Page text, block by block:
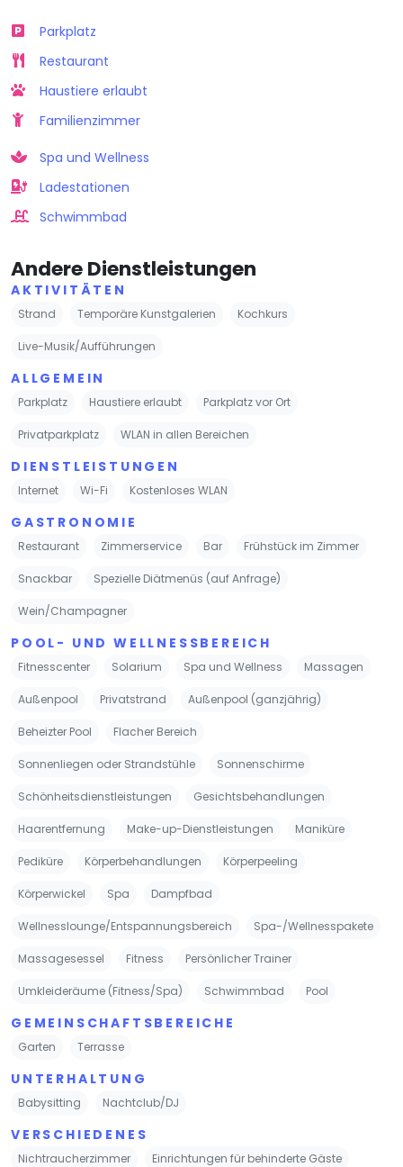
Parkplatz
Restaurant
Haustiere erlaubt
Familienzimmer
Spa und Wellness
Ladestationen
Schwimmbad
Andere Dienstleistungen
AKTIVITÄTEN
Strand Temporäre Kunstgalerien Kochkurs
Live-Musik/Aufführungen
ALLGEMEIN
Parkplatz Haustiere erlaubt Parkplatz vor Ort
Privatparkplatz WLAN in allen Bereichen
DIENSTLEISTUNGEN
Internet Wi-Fi Kostenloses WLAN
GASTRONOMIE
Restaurant Zimmerservice Bar Frühstück im Zimmer
Snackbar Spezielle Diätmenüs (auf Anfrage)
Wein/Champagner
POOL- UND WELLNESSBEREICH
Fitnesscenter Solarium Spa und Wellness Massagen
Außenpool Privatstrand Außenpool (ganzjährig)
Beheizter Pool Flacher Bereich
Sonnenliegen oder Strandstühle Sonnenschirme
Schönheitsdienstleistungen Gesichtsbehandlungen
Haarentfernung Make-up-Dienstleistungen Maniküre
Pediküre Körperbehandlungen Körperpeeling
Körperwickel Spa Dampfbad
Wellnesslounge/Entspannungsbereich Spa-/Wellnesspakete
Massagesessel Fitness Persönlicher Trainer
Umkleideräume (Fitness/Spa) Schwimmbad Pool
GEMEINSCHAFTSBEREICHE
Garten Terrasse
UNTERHALTUNG
Babysitting Nachtclub/DJ
VERSCHIEDENES
Nichtraucherzimmer Einrichtungen für behinderte Gäste